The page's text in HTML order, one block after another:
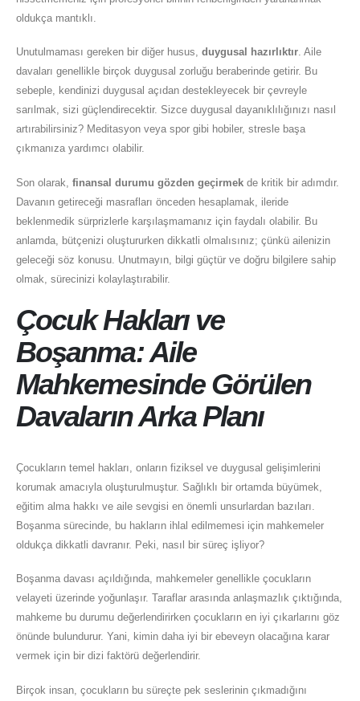
oldukça mantıklı.
Unutulmaması gereken bir diğer husus, duygusal hazırlıktır. Aile
davaları genellikle birçok duygusal zorluğu beraberinde getirir. Bu
sebeple, kendinizi duygusal açıdan destekleyecek bir çevreyle
sarılmak, sizi güçlendirecektir. Sizce duygusal dayanıklılığınızı nasıl
artırabilirsiniz? Meditasyon veya spor gibi hobiler, stresle başa
çıkmanıza yardımcı olabilir.
Son olarak, finansal durumu gözden geçirmek de kritik bir adımdır.
Davanın getireceği masrafları önceden hesaplamak, ileride
beklenmedik sürprizlerle karşılaşmamanız için faydalı olabilir. Bu
anlamda, bütçenizi oluştururken dikkatli olmalısınız; çünkü ailenizin
geleceği söz konusu. Unutmayın, bilgi güçtür ve doğru bilgilere sahip
olmak, sürecinizi kolaylaştırabilir.
Çocuk Hakları ve
Boşanma: Aile
Mahkemesinde Görülen
Davaların Arka Planı
Çocukların temel hakları, onların fiziksel ve duygusal gelişimlerini
korumak amacıyla oluşturulmuştur. Sağlıklı bir ortamda büyümek,
eğitim alma hakkı ve aile sevgisi en önemli unsurlardan bazıları.
Boşanma sürecinde, bu hakların ihlal edilmemesi için mahkemeler
oldukça dikkatli davranır. Peki, nasıl bir süreç işliyor?
Boşanma davası açıldığında, mahkemeler genellikle çocukların
velayeti üzerinde yoğunlaşır. Taraflar arasında anlaşmazlık çıktığında,
mahkeme bu durumu değerlendirirken çocukların en iyi çıkarlarını göz
önünde bulundurur. Yani, kimin daha iyi bir ebeveyn olacağına karar
vermek için bir dizi faktörü değerlendirir.
Birçok insan, çocukların bu süreçte pek seslerinin çıkmadığını